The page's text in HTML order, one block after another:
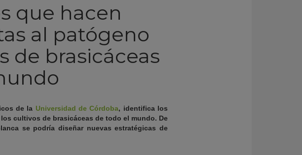
que hacen
al patógeno
de brasicáceas
de la Universidad de Córdoba, identifica los
cultivos de brasicáceas de todo el mundo. De
se podría diseñar nuevas estratégicas de